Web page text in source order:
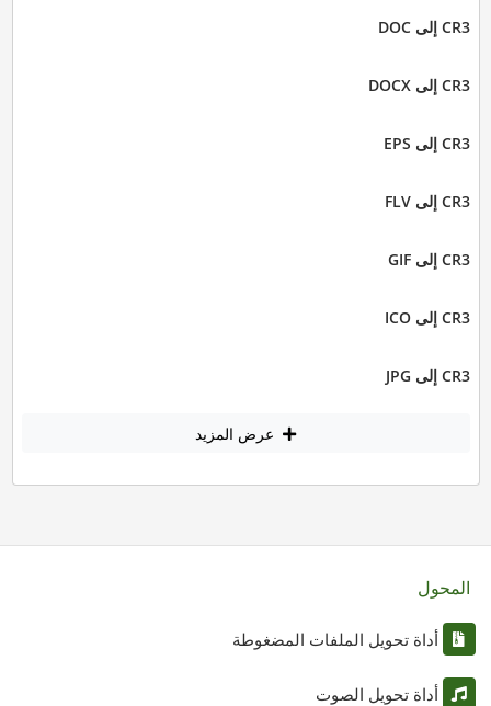
CR3 إلى DOC
CR3 إلى DOCX
CR3 إلى EPS
CR3 إلى FLV
CR3 إلى GIF
CR3 إلى ICO
CR3 إلى JPG
عرض المزيد
المحول
أداة تحويل الملفات المضغوطة
أداة تحويل الصوت